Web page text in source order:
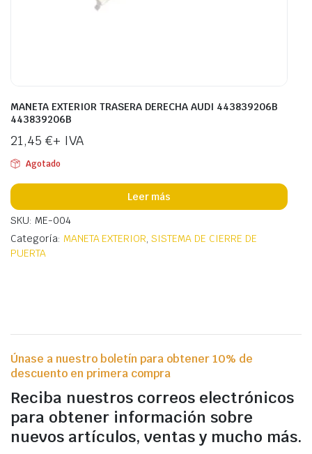
MANETA EXTERIOR TRASERA DERECHA AUDI 443839206B
443839206B
21,45 €+ IVA
Agotado
Leer más
SKU: ME-004
Categoría: MANETA EXTERIOR,SISTEMA DE CIERRE DE
PUERTA
Únase a nuestro boletín para obtener 10% de
descuento en primera compra
Reciba nuestros correos electrónicos
para obtener información sobre
nuevos artículos, ventas y mucho más.